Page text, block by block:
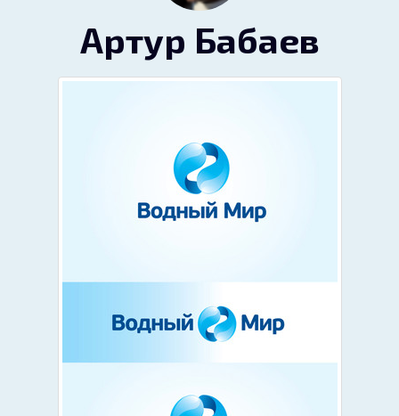
Артур Бабаев